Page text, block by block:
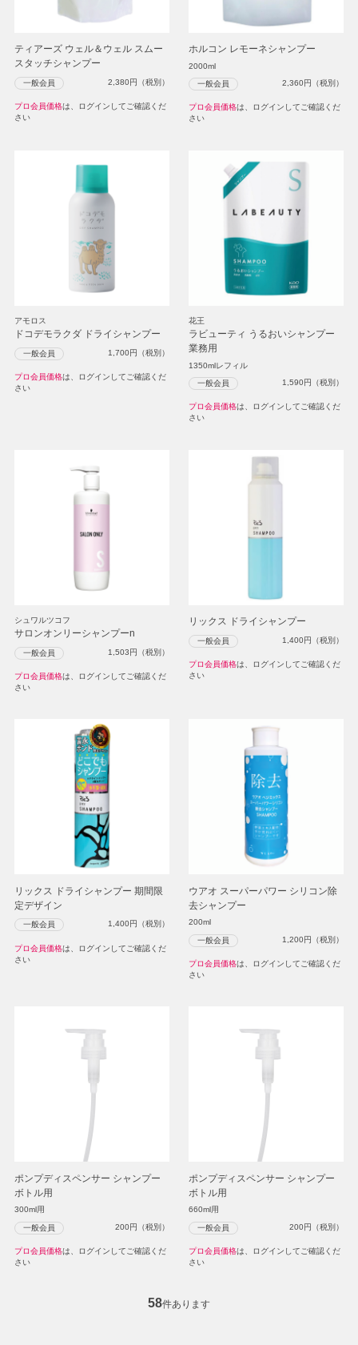
ティアーズ ウェル＆ウェル スムー
スタッチシャンプー
一般会員 2,380円（税別）
プロ会員価格は、ログインしてご確認くだ
さい
ホルコン レモーネシャンプー
2000ml
一般会員 2,360円（税別）
プロ会員価格は、ログインしてご確認くだ
さい
アモロス
ドコデモラクダ ドライシャンプー
一般会員 1,700円（税別）
プロ会員価格は、ログインしてご確認くだ
さい
花王
ラビューティ うるおいシャンプー
業務用
1350mlレフィル
一般会員 1,590円（税別）
プロ会員価格は、ログインしてご確認くだ
さい
シュワルツコフ
サロンオンリーシャンプーn
一般会員 1,503円（税別）
プロ会員価格は、ログインしてご確認くだ
さい
リックス ドライシャンプー
一般会員 1,400円（税別）
プロ会員価格は、ログインしてご確認くだ
さい
リックス ドライシャンプー 期間限
定デザイン
一般会員 1,400円（税別）
プロ会員価格は、ログインしてご確認くだ
さい
ウアオ スーパーパワー シリコン除
去シャンプー
200ml
一般会員 1,200円（税別）
プロ会員価格は、ログインしてご確認くだ
さい
ポンプディスペンサー シャンプー
ボトル用
300ml用
一般会員 200円（税別）
プロ会員価格は、ログインしてご確認くだ
さい
ポンプディスペンサー シャンプー
ボトル用
660ml用
一般会員 200円（税別）
プロ会員価格は、ログインしてご確認くだ
さい
58件あります